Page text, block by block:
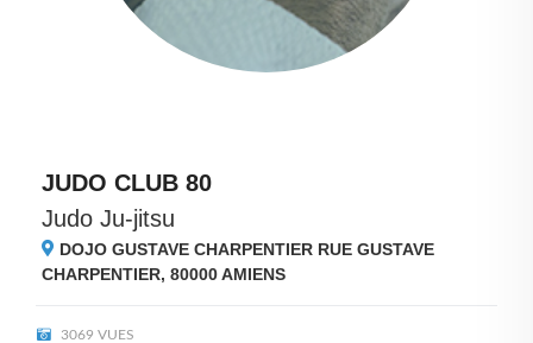
JUDO CLUB 80
Judo Ju-jitsu
DOJO GUSTAVE CHARPENTIER RUE GUSTAVE
CHARPENTIER, 80000AMIENS
3069 VUES